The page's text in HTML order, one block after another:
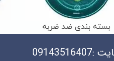
بسته بندی ضد ضربه